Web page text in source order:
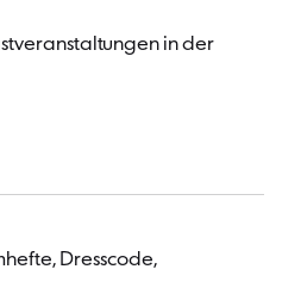
in der
Dresscode,